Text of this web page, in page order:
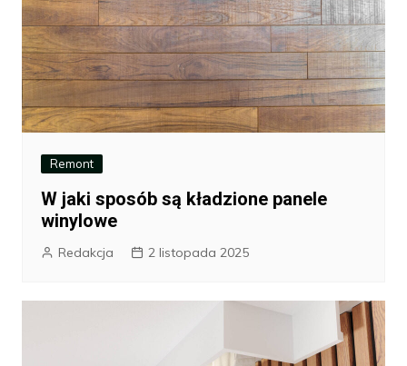
Remont
W jaki sposób są kładzione panele
winylowe
Redakcja 2 listopada 2025